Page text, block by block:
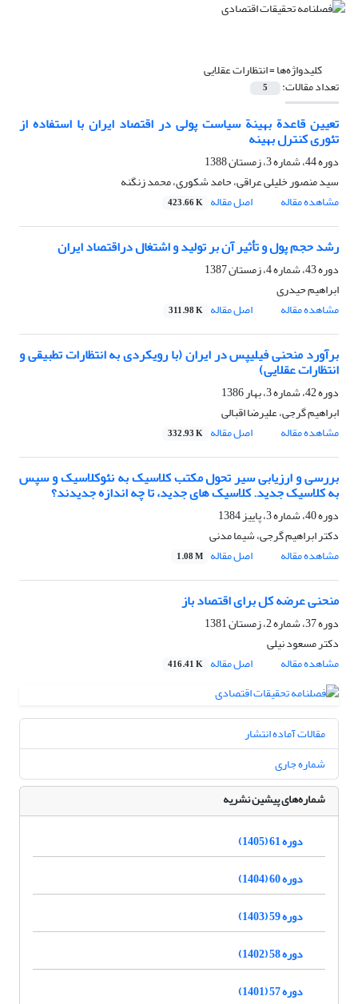
کلیدواژه‌ها =انتظارات عقلایی
تعداد مقالات: 5
تعیین قاعدة بهینة سیاست پولی در اقتصاد ایران با استفاده از
تئوری کنترل بهینه
دوره 44، شماره 3، زمستان 1388
سید منصور خلیلی عراقی، حامد شکوری، محمد زنگنه
مشاهده مقاله
اصل مقاله 423.66 K
رشد حجم پول و تأثیر آن بر تولید و اشتغال دراقتصاد ایران
دوره 43، شماره 4، زمستان 1387
ابراهیم حیدری
مشاهده مقاله
اصل مقاله 311.98 K
برآورد منحنی فیلیپس در ایران (با رویکردی به انتظارات تطبیقی و
انتظارات عقلایی)
دوره 42، شماره 3، بهار 1386
ابراهیم گرجی، علیرضا اقبالی
مشاهده مقاله
اصل مقاله 332.93 K
بررسی و ارزیابی سیر تحول مکتب کلاسیک به نئوکلاسیک و سپس
به کلاسیک جدید. کلاسیک های جدید، تا چه اندازه جدیدند؟
دوره 40، شماره 3، پاییز 1384
دکتر ابراهیم گرجی، شیما مدنی
مشاهده مقاله
اصل مقاله 1.08 M
منحنی عرضه کل برای اقتصاد باز
دوره 37، شماره 2، زمستان 1381
دکتر مسعود نیلى
مشاهده مقاله
اصل مقاله 416.41 K
مقالات آماده انتشار
شماره جاری
شماره‌های پیشین نشریه
دوره 61 (1405)
دوره 60 (1404)
دوره 59 (1403)
دوره 58 (1402)
دوره 57 (1401)